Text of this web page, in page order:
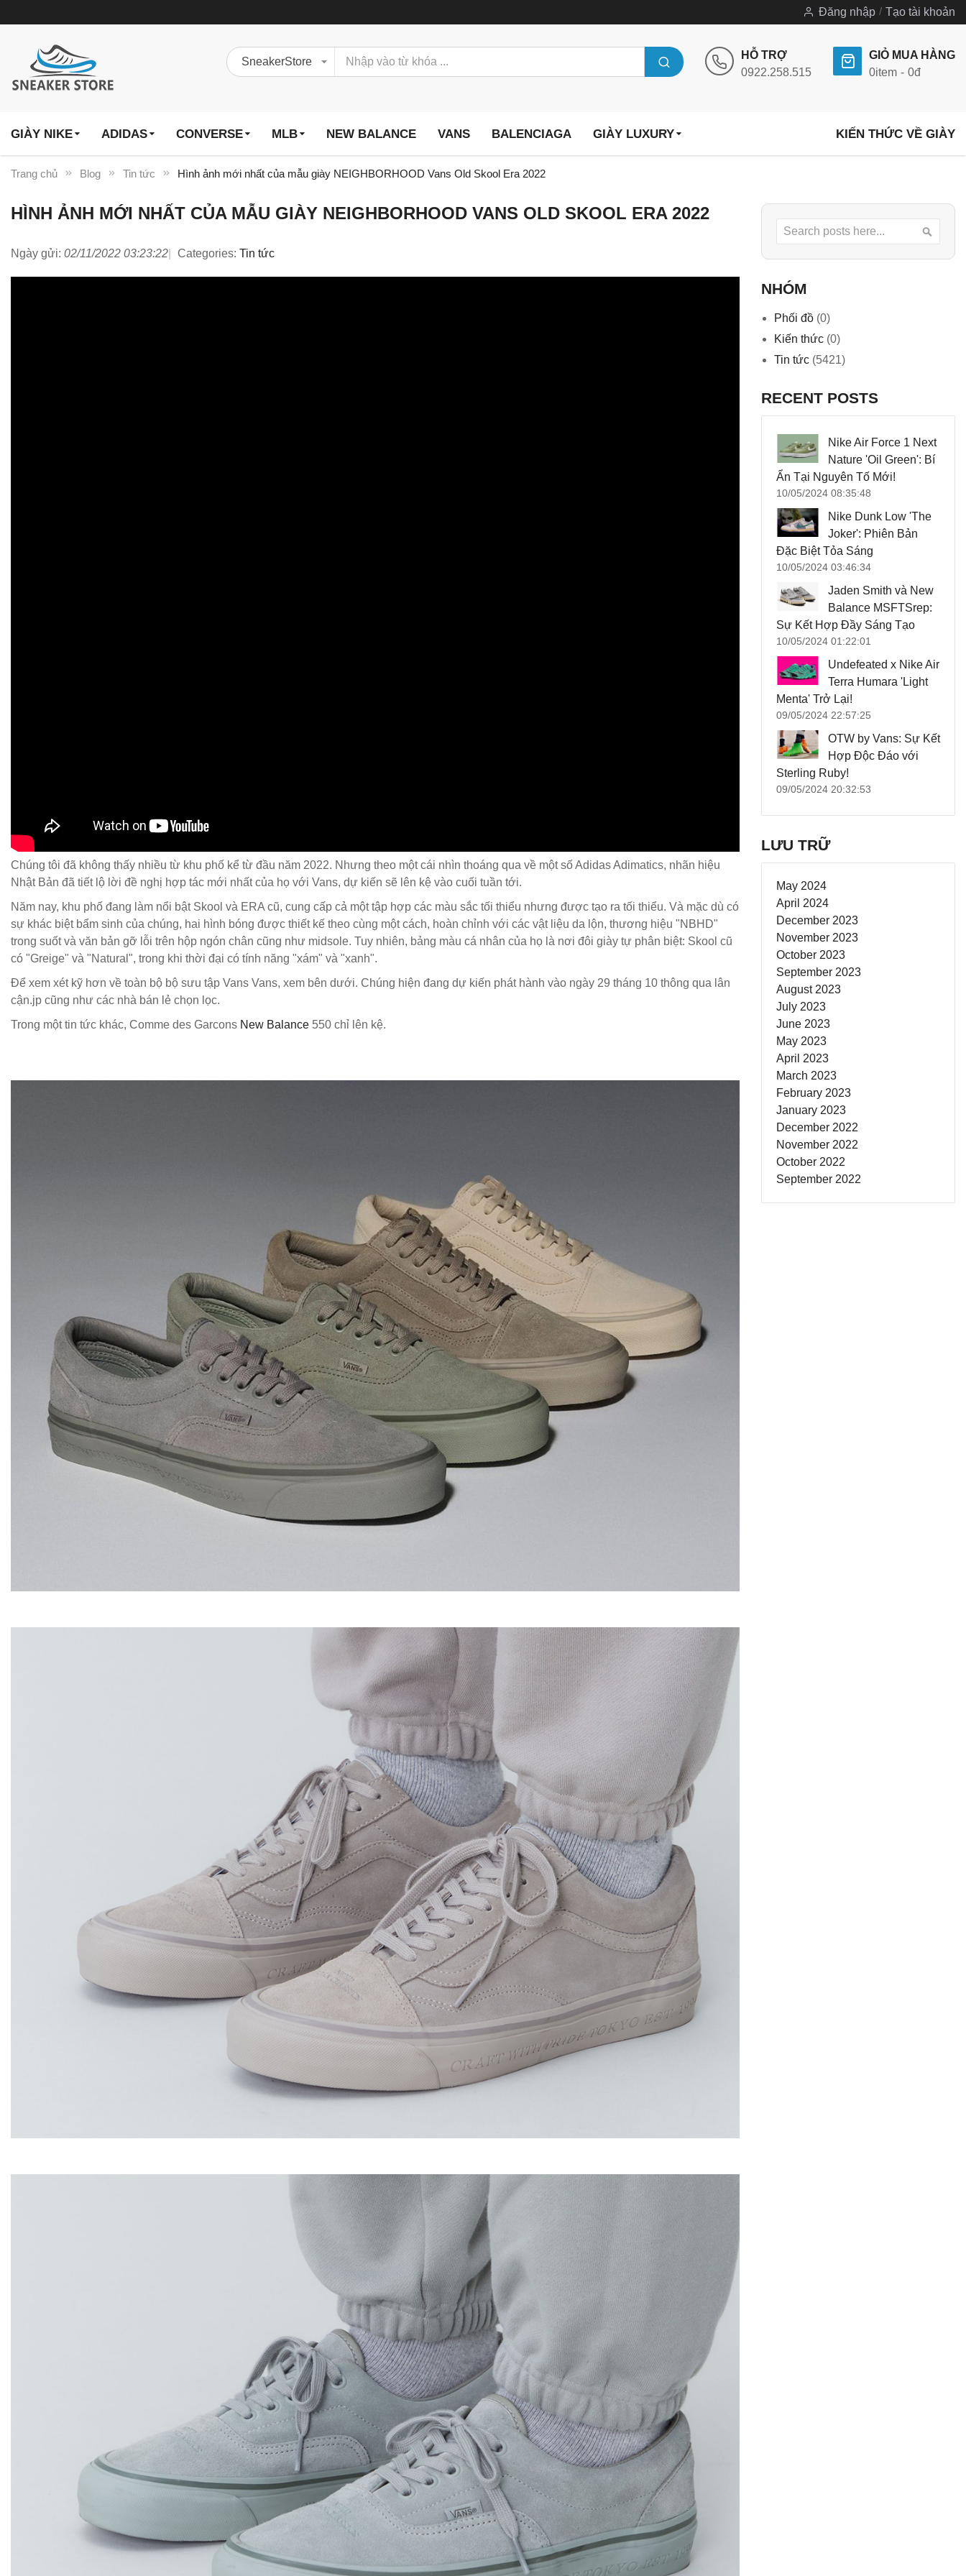
Đăng nhập Tạo tài khoản
HỖ TRỢ
0922.258.515
GIỎ MUA HÀNG
0item 0đ
GIÀY NIKE ADIDAS CONVERSE MLB NEW BALANCE VANS BALENCIAGA GIÀY LUXURY KIẾN THỨC VỀ GIÀY
Trang chủ Blog Tin tức Hình ảnh mới nhất của mẫu giày NEIGHBORHOOD Vans Old Skool Era 2022
HÌNH ẢNH MỚI NHẤT CỦA MẪU GIÀY NEIGHBORHOOD VANS OLD SKOOL ERA 2022
Ngày gửi: 02/11/2022 03:23:22 Categories: Tin tức
Chúng tôi đã không thấy nhiều từ khu phố kể từ đầu năm 2022. Nhưng theo một cái nhìn thoáng qua về một số Adidas Adimatics, nhãn hiệu
Nhật Bản đã tiết lộ lời đề nghị hợp tác mới nhất của họ với Vans, dự kiến sẽ lên kệ vào cuối tuần tới.
Năm nay, khu phố đang làm nổi bật Skool và ERA cũ, cung cấp cả một tập hợp các màu sắc tối thiểu nhưng được tạo ra tối thiểu. Và mặc dù có
sự khác biệt bẩm sinh của chúng, hai hình bóng được thiết kế theo cùng một cách, hoàn chỉnh với các vật liệu da lộn, thương hiệu "NBHD"
trong suốt và văn bản gỡ lỗi trên hộp ngón chân cũng như midsole. Tuy nhiên, bảng màu cá nhân của họ là nơi đôi giày tự phân biệt: Skool cũ
có "Greige" và "Natural", trong khi thời đại có tính năng "xám" và "xanh".
Để xem xét kỹ hơn về toàn bộ bộ sưu tập Vans Vans, xem bên dưới. Chúng hiện đang dự kiến phát hành vào ngày 29 tháng 10 thông qua lân
cận.jp cũng như các nhà bán lẻ chọn lọc.
Trong một tin tức khác, Comme des Garcons New Balance 550 chỉ lên kệ.
Search
NHÓM
Phối đồ (0)
Kiến thức (0)
Tin tức (5421)
RECENT POSTS
Nike Air Force 1 Next
Nature 'Oil Green': Bí
Ẩn Tại Nguyên Tố Mới!
10/05/2024 08:35:48
Nike Dunk Low 'The
Joker': Phiên Bản
Đặc Biệt Tỏa Sáng
10/05/2024 03:46:34
Jaden Smith và New
Balance MSFTSrep:
Sự Kết Hợp Đầy Sáng Tạo
10/05/2024 01:22:01
Undefeated x Nike Air
Terra Humara 'Light
Menta' Trở Lại!
09/05/2024 22:57:25
OTW by Vans: Sự Kết
Hợp Độc Đáo với
Sterling Ruby!
09/05/2024 20:32:53
LƯU TRỮ
May 2024
April 2024
December 2023
November 2023
October 2023
September 2023
August 2023
July 2023
June 2023
May 2023
April 2023
March 2023
February 2023
January 2023
December 2022
November 2022
October 2022
September 2022